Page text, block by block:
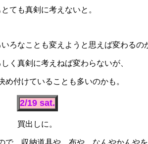
とても真剣に考えないと。
ろなことも変えようと思えば変わるの
く真剣に考えねば変わらないが、
め付けていることも多いのかも。
2/19 sat.
買出しに。
、収納道具や、布や、なんやかんやを